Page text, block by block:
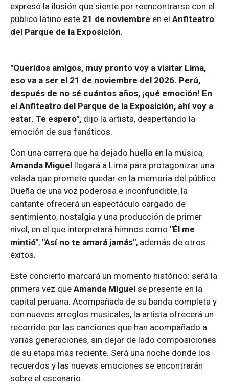
expresó la ilusión que siente por reencontrarse con el
público latino este 21 de noviembre en el Anfiteatro
del Parque de la Exposición.
"Queridos amigos, muy pronto voy a visitar Lima,
eso va a ser el 21 de noviembre del 2026. Perú,
después de no sé cuántos años, ¡qué emoción! En
el Anfiteatro del Parque de la Exposición, ahí voy a
estar. Te espero", dijo la artista, despertando la
emoción de sus fanáticos.
Con una carrera que ha dejado huella en la música,
Amanda Miguel llegará a Lima para protagonizar una
velada que promete quedar en la memoria del público.
Dueña de una voz poderosa e inconfundible, la
cantante ofrecerá un espectáculo cargado de
sentimiento, nostalgia y una producción de primer
nivel, en el que interpretará himnos como "Él me
mintió", "Así no te amará jamás", además de otros
éxitos.
Este concierto marcará un momento histórico: será la
primera vez que Amanda Miguel se presente en la
capital peruana. Acompañada de su banda completa y
con nuevos arreglos musicales, la artista ofrecerá un
recorrido por las canciones que han acompañado a
varias generaciones, sin dejar de lado composiciones
de su etapa más reciente. Será una noche donde los
recuerdos y las nuevas emociones se encontrarán
sobre el escenario.